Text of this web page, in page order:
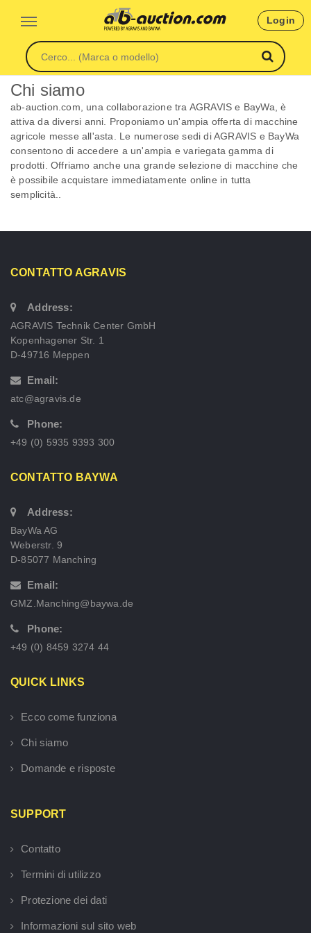
Login
Chi siamo
ab-auction.com, una collaborazione tra AGRAVIS e BayWa, è
attiva da diversi anni. Proponiamo un'ampia offerta di macchine
agricole messe all'asta. Le numerose sedi di AGRAVIS e BayWa
consentono di accedere a un'ampia e variegata gamma di
prodotti. Offriamo anche una grande selezione di macchine che
è possibile acquistare immediatamente online in tutta
semplicità..
CONTATTO AGRAVIS
Address:
AGRAVIS Technik Center GmbH
Kopenhagener Str. 1
D-49716 Meppen
Email:
atc@agravis.de
Phone:
+49 (0) 5935 9393 300
CONTATTO BAYWA
Address:
BayWa AG
Weberstr. 9
D-85077 Manching
Email:
GMZ.Manching@baywa.de
Phone:
+49 (0) 8459 3274 44
QUICK LINKS
Ecco come funziona
Chi siamo
Domande e risposte
SUPPORT
Contatto
Termini di utilizzo
Protezione dei dati
Informazioni sul sito web